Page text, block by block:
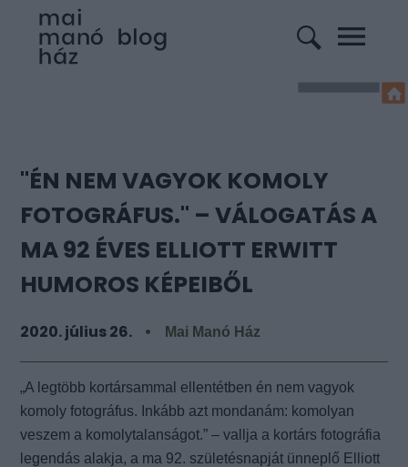
"ÉN NEM VAGYOK KOMOLY
FOTOGRÁFUS." – VÁLOGATÁS A
MA 92 ÉVES ELLIOTT ERWITT
HUMOROS KÉPEIBŐL
2020. július 26. Mai Manó Ház
„A legtöbb kortársammal ellentétben én nem vagyok
komoly fotográfus. Inkább azt mondanám: komolyan
veszem a komolytalanságot.” – vallja a kortárs fotográfia
legendás alakja, a ma 92. születésnapját ünneplő Elliott